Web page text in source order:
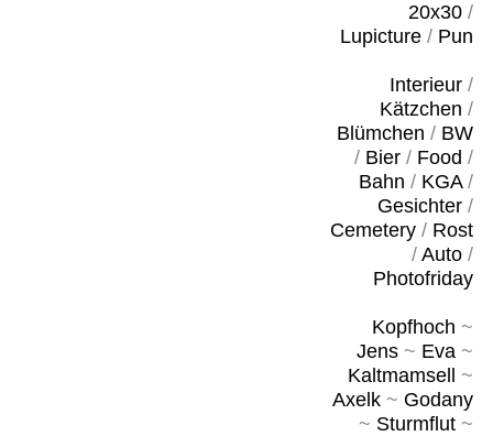
20x30/
Lupicture/ Pun
Interieur/
Kätzchen /
Blümchen / BW
/ Bier/ Food /
Bahn / KGA/
Gesichter/
Cemetery/ Rost
/ Auto/
Photofriday
Kopfhoch ~
Jens~ Eva~
Kaltmamsell
~
Axelk~ Godany
~ Sturmflut~